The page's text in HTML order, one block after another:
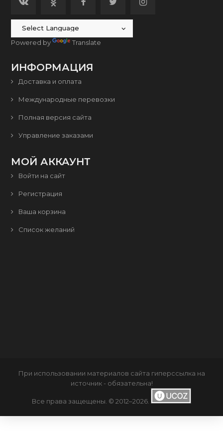
Powered by Translate
ИНФОРМАЦИЯ
Доставка и оплата
Международные перевозки
Полная версия сайта
Управление заказами
МОЙ АККАУНТ
Войти на сайт
Регистрация
Ваша корзина
Список желаний
При использовании материалов сайта гиперссылка на
источник - обязательна!
Все права защещены. © 2012–2026